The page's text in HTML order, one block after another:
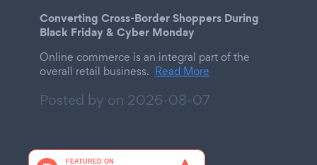
Converting Cross-Border Shoppers During
Black Friday & Cyber Monday
Online commerce is an integral part of the
overall retail business. Read More
Posted by on 2026-08-07